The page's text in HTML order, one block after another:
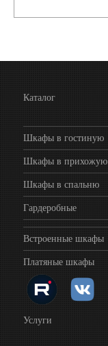
Каталог
Шкафы в гостиную
Шкафы в прихожую
Шкафы в спальню
Гардеробные
Встроенные шкафы
Платяные шкафы
Услуги